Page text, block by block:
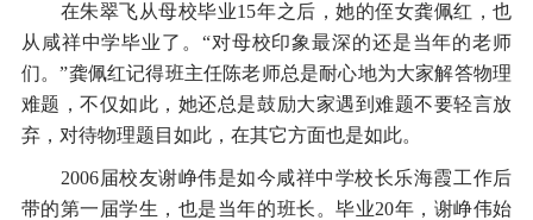
在朱翠飞从母校毕业15年之后，她的侄女龚佩红，也
从咸祥中学毕业了。“对母校印象最深的还是当年的老师
们。”龚佩红记得班主任陈老师总是耐心地为大家解答物理
难题，不仅如此，她还总是鼓励大家遇到难题不要轻言放
弃，对待物理题目如此，在其它方面也是如此。
2006届校友谢峥伟是如今咸祥中学校长乐海霞工作后
带的第一届学生，也是当年的班长。毕业20年，谢峥伟始